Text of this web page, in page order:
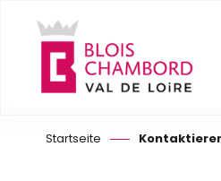
contenu
principal
Startseite